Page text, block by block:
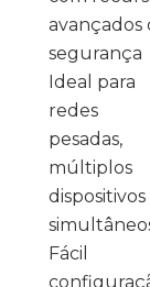
avançados
segurança
Ideal para
redes
pesadas,
múltiplos
dispositivos
Fácil